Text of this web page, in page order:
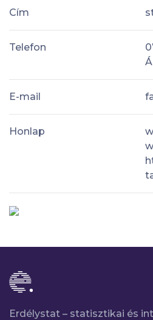
Cím
Telefon
E-mail
Honlap
Erdélystat – statisztikai és